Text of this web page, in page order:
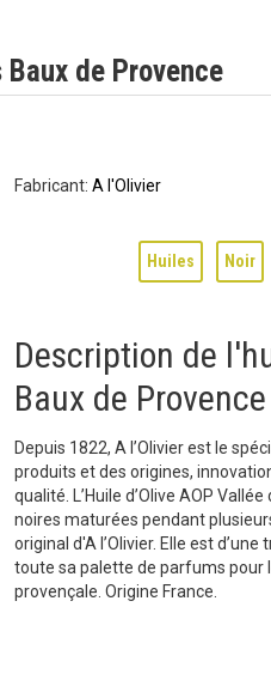
de Provence
Fabricant: A l'Olivier
Huiles Noir
Description de
Baux de
Depuis 1822, A l’Olivier est le
produits et des origines,
qualité. L’Huile d’Olive AOP
noires maturées pendant
original d'A l’Olivier. Elle est
toute sa palette de parfums pour
provençale. Origine France.